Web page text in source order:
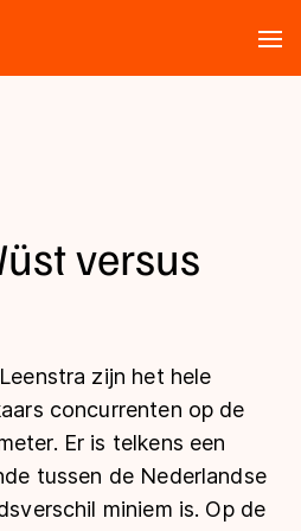
versus
zijn het hele
concurrenten op de
Er is telkens een
tussen de Nederlandse
miniem is. Op de